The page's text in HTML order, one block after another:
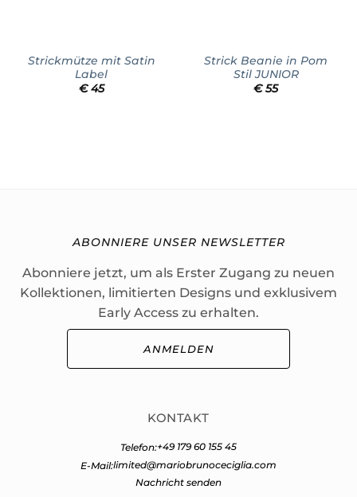
Strickmütze mit Satin
Label
€45
Strick Beanie in Pom
Stil JUNIOR
€55
ABONNIERE UNSER NEWSLETTER
Abonniere jetzt, um als Erster Zugang zu neuen
Kollektionen, limitierten Designs und exklusivem
Early Access zu erhalten.
ANMELDEN
KONTAKT
Telefon:+49 179 60 155 45
E-Mail:limited@mariobrunoceciglia.com
Nachricht senden